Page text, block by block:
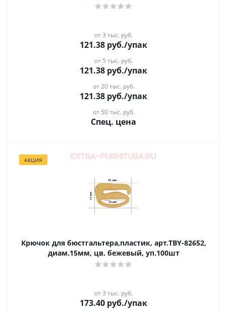
от 3 тыс. руб.
121.38 руб./упак
от 5 тыс. руб.
121.38 руб./упак
от 20 тыс. руб.
121.38 руб./упак
от 50 тыс. руб.
Спец. цена
АКЦИЯ
Крючок для бюстгальтера,пластик, арт.TBY-82652,
диам.15мм, цв. бежевый, уп.100шт
от 3 тыс. руб.
173.40 руб./упак